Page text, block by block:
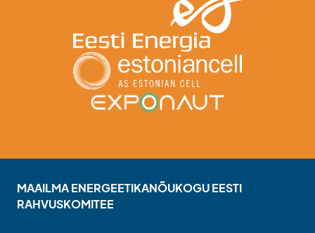
MAAILMA ENERGEETIKANÕUKOGU EESTI
RAHVUSKOMITEE